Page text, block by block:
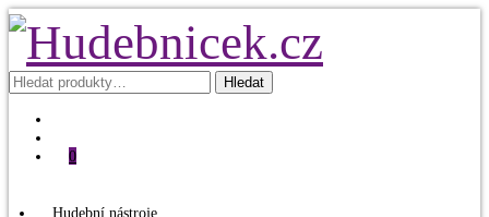
Hledat: Hledat
0
Hudební nástroje